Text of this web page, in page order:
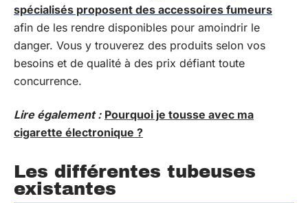
spécialisés proposent des accessoires fumeurs
afin de les rendre disponibles pour amoindrir le
danger. Vous y trouverez des produits selon vos
besoins et de qualité à des prix défiant toute
concurrence.
Lire également : Pourquoi je tousse avec ma
cigarette électronique ?
Les différentes tubeuses
existantes